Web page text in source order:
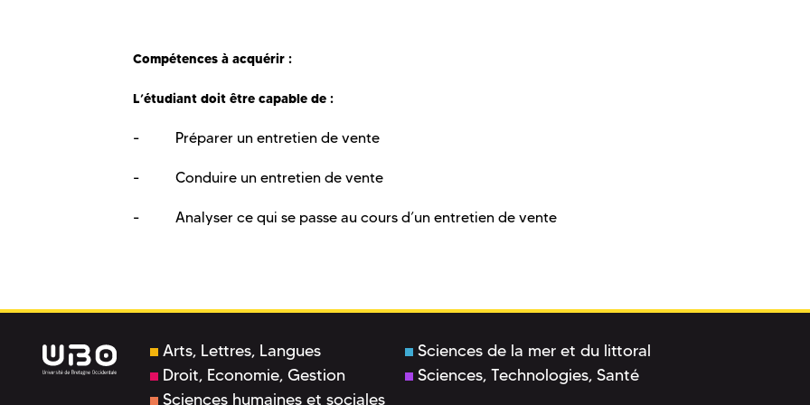
Compétences à acquérir :
L’étudiant doit être capable de :
- Préparer un entretien de vente
- Conduire un entretien de vente
- Analyser ce qui se passe au cours d’un entretien de vente
Arts, Lettres, Langues
Droit, Economie, Gestion
Sciences humaines et sociales
Sciences de la mer et du littoral
Sciences, Technologies, Santé